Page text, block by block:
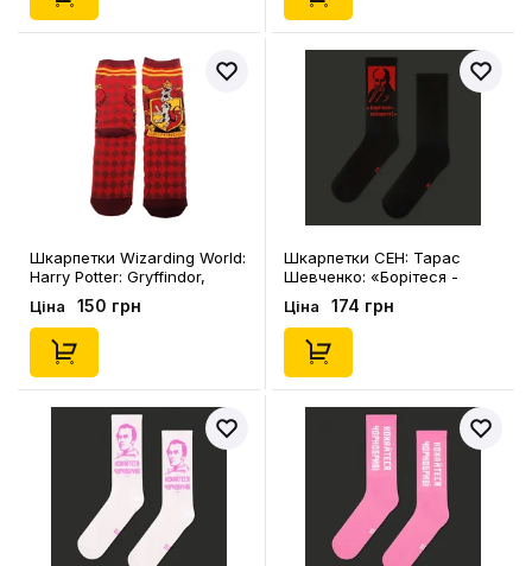
Шкарпетки Wizarding World:
Harry Potter: Gryffindor,
(91079)
Ціна 150 грн
Шкарпетки CEH: Тарас
Шевченко: «Борітеся -
поборете!» (р. 35-39),
(91538)
Ціна 174 грн